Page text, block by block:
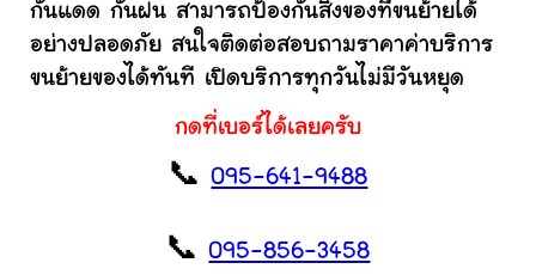
กันแดด กันฝน สามารถป้องกันสิ่งของที่ขนย้ายได้
อย่างปลอดภัย สนใจติดต่อสอบถามราคาค่าบริการ
ขนย้ายของได้ทันที เปิดบริการทุกวันไม่มีวันหยุด
กดที่เบอร์ได้เลยครับ
📞095-641-9488
📞095-856-3458